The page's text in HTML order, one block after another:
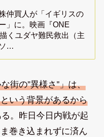
仲買人が「イギリスの
」に。映画『ONE
くユダヤ難民救出（主
…
街の”異様さ”」は、
いう背景があるから
。昨日今日内戦が起
巻き込まれずに済ん